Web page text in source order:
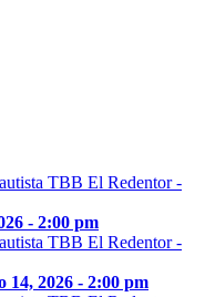
- 2:00 pm
14, 2026 - 2:00 pm